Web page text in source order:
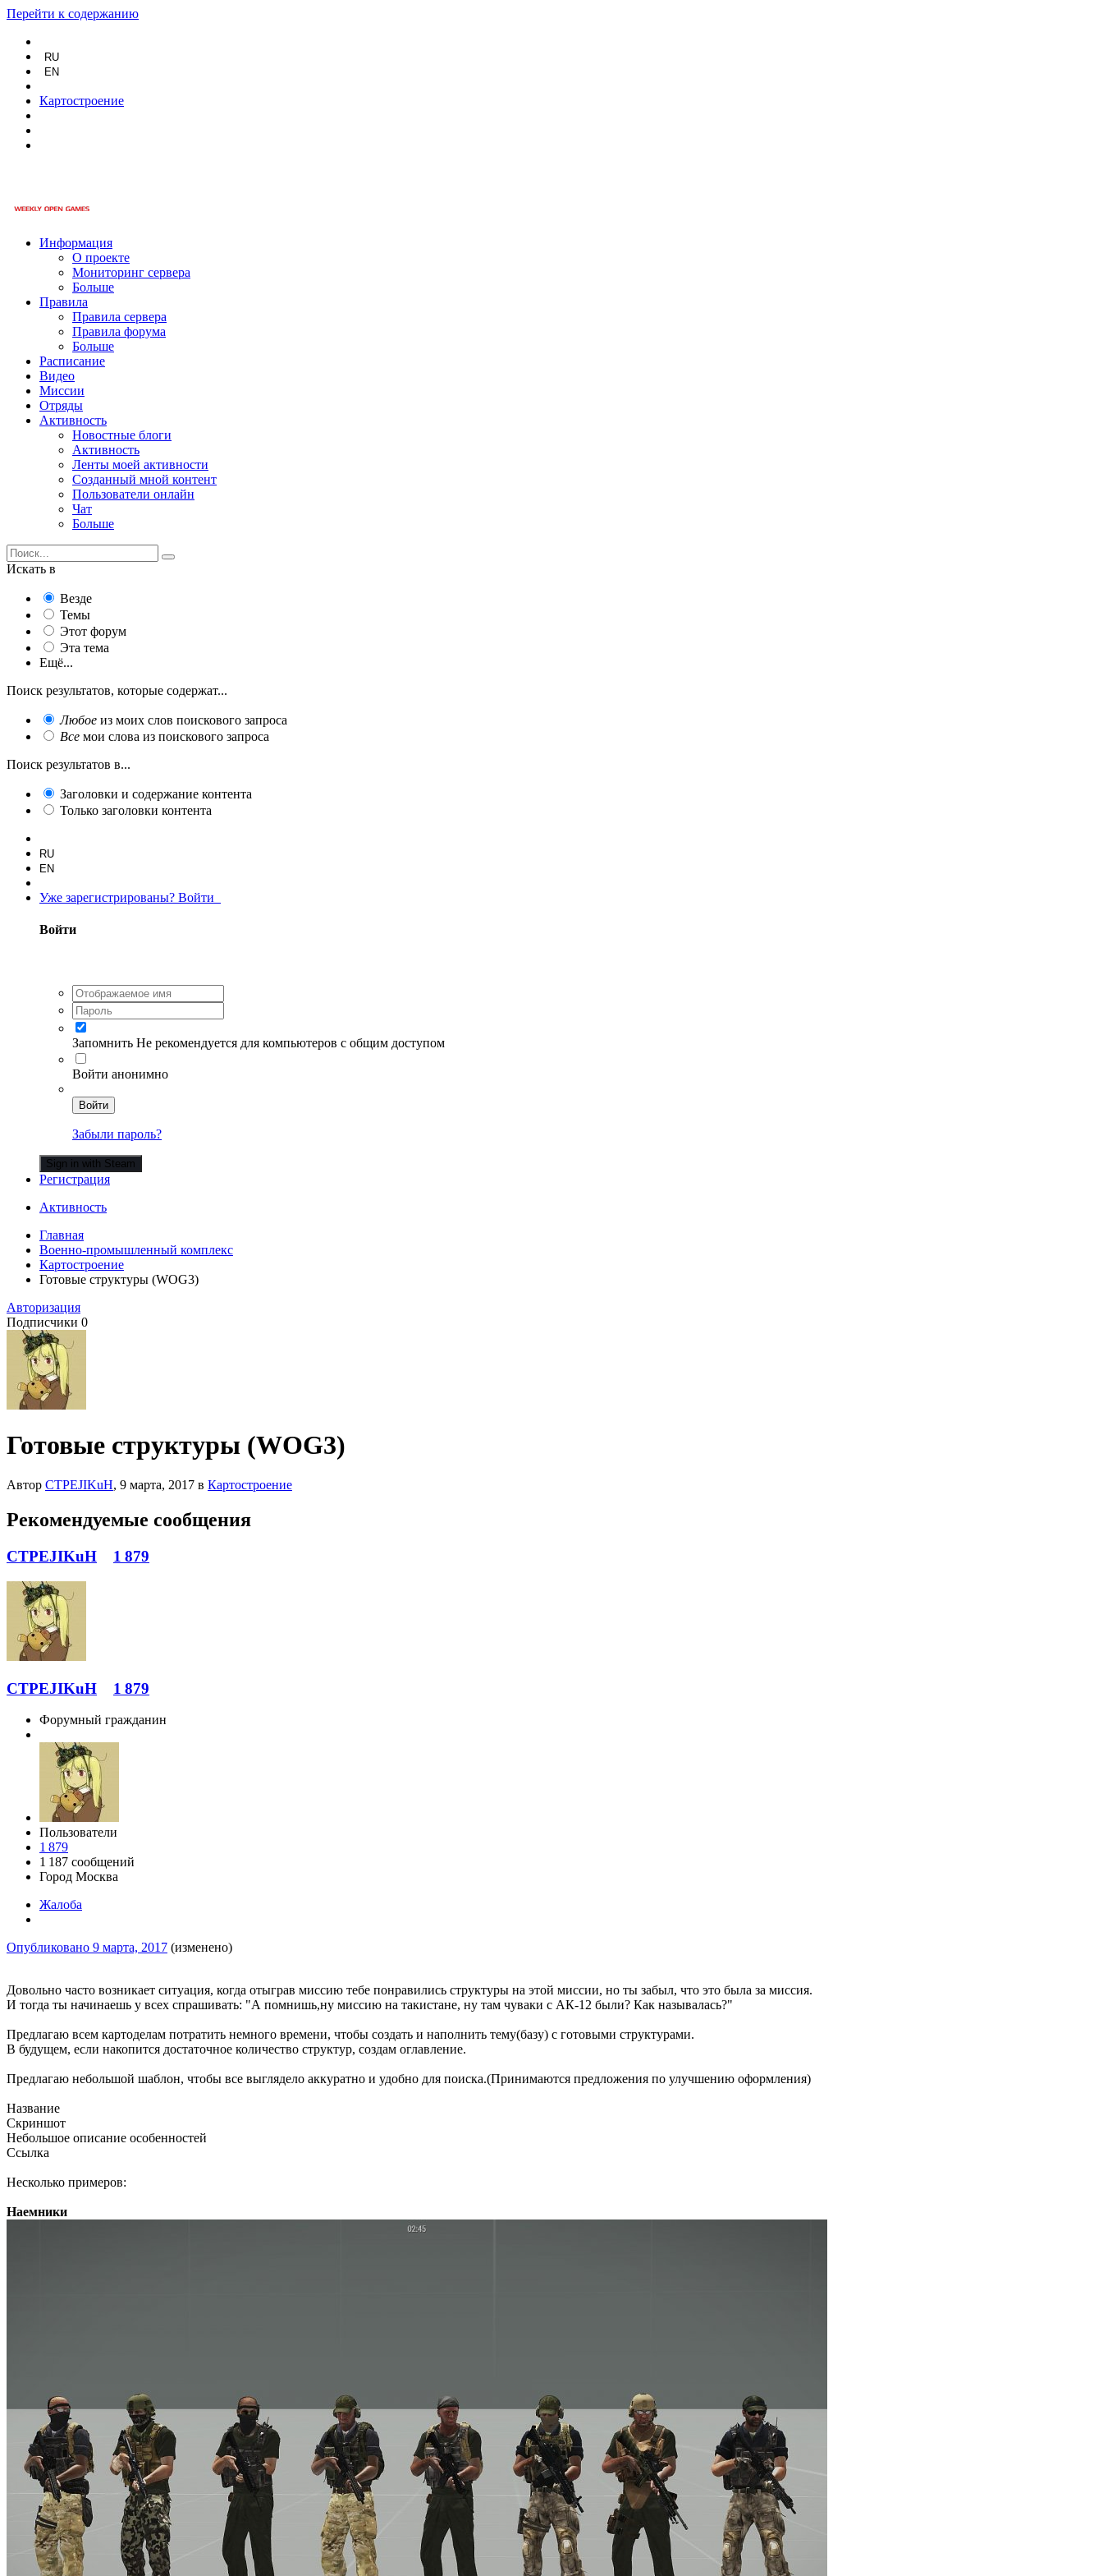
Перейти к содержанию
RU
EN
Картостроение
Информация
О проекте
Мониторинг сервера
Больше
Правила
Правила сервера
Правила форума
Больше
Расписание
Видео
Миссии
Отряды
Активность
Новостные блоги
Активность
Ленты моей активности
Созданный мной контент
Пользователи онлайн
Чат
Больше
Искать в
Везде
Темы
Этот форум
Эта тема
Ещё...
Поиск результатов, которые содержат...
Любое из моих слов поискового запроса
Все мои слова из поискового запроса
Поиск результатов в...
Заголовки и содержание контента
Только заголовки контента
RU
EN
Уже зарегистрированы? Войти
Войти
Запомнить Не рекомендуется для компьютеров с общим доступом
Войти анонимно
Войти
Забыли пароль?
Sign in with Steam
Регистрация
Активность
Главная
Военно-промышленный комплекс
Картостроение
Готовые структуры (WOG3)
Авторизация
Подписчики 0
Готовые структуры (WOG3)
Автор CTPEJIKuH, 9 марта, 2017 в Картостроение
Рекомендуемые сообщения
CTPEJIKuH 1 879
CTPEJIKuH 1 879
Форумный гражданин
Пользователи
1 879
1 187 сообщений
Город Москва
Жалоба
Опубликовано 9 марта, 2017 (изменено)
Довольно часто возникает ситуация, когда отыграв миссию тебе понравились структуры на этой миссии, но ты забыл, что это была за миссия.
И тогда ты начинаешь у всех спрашивать: "А помнишь,ну миссию на такистане, ну там чуваки с АК-12 были? Как называлась?"
Предлагаю всем картоделам потратить немного времени, чтобы создать и наполнить тему(базу) с готовыми структурами.
В будущем, если накопится достаточное количество структур, создам оглавление.
Предлагаю небольшой шаблон, чтобы все выглядело аккуратно и удобно для поиска.(Принимаются предложения по улучшению оформления)
Название
Скриншот
Небольшое описание особенностей
Ссылка
Несколько примеров:
Наемники